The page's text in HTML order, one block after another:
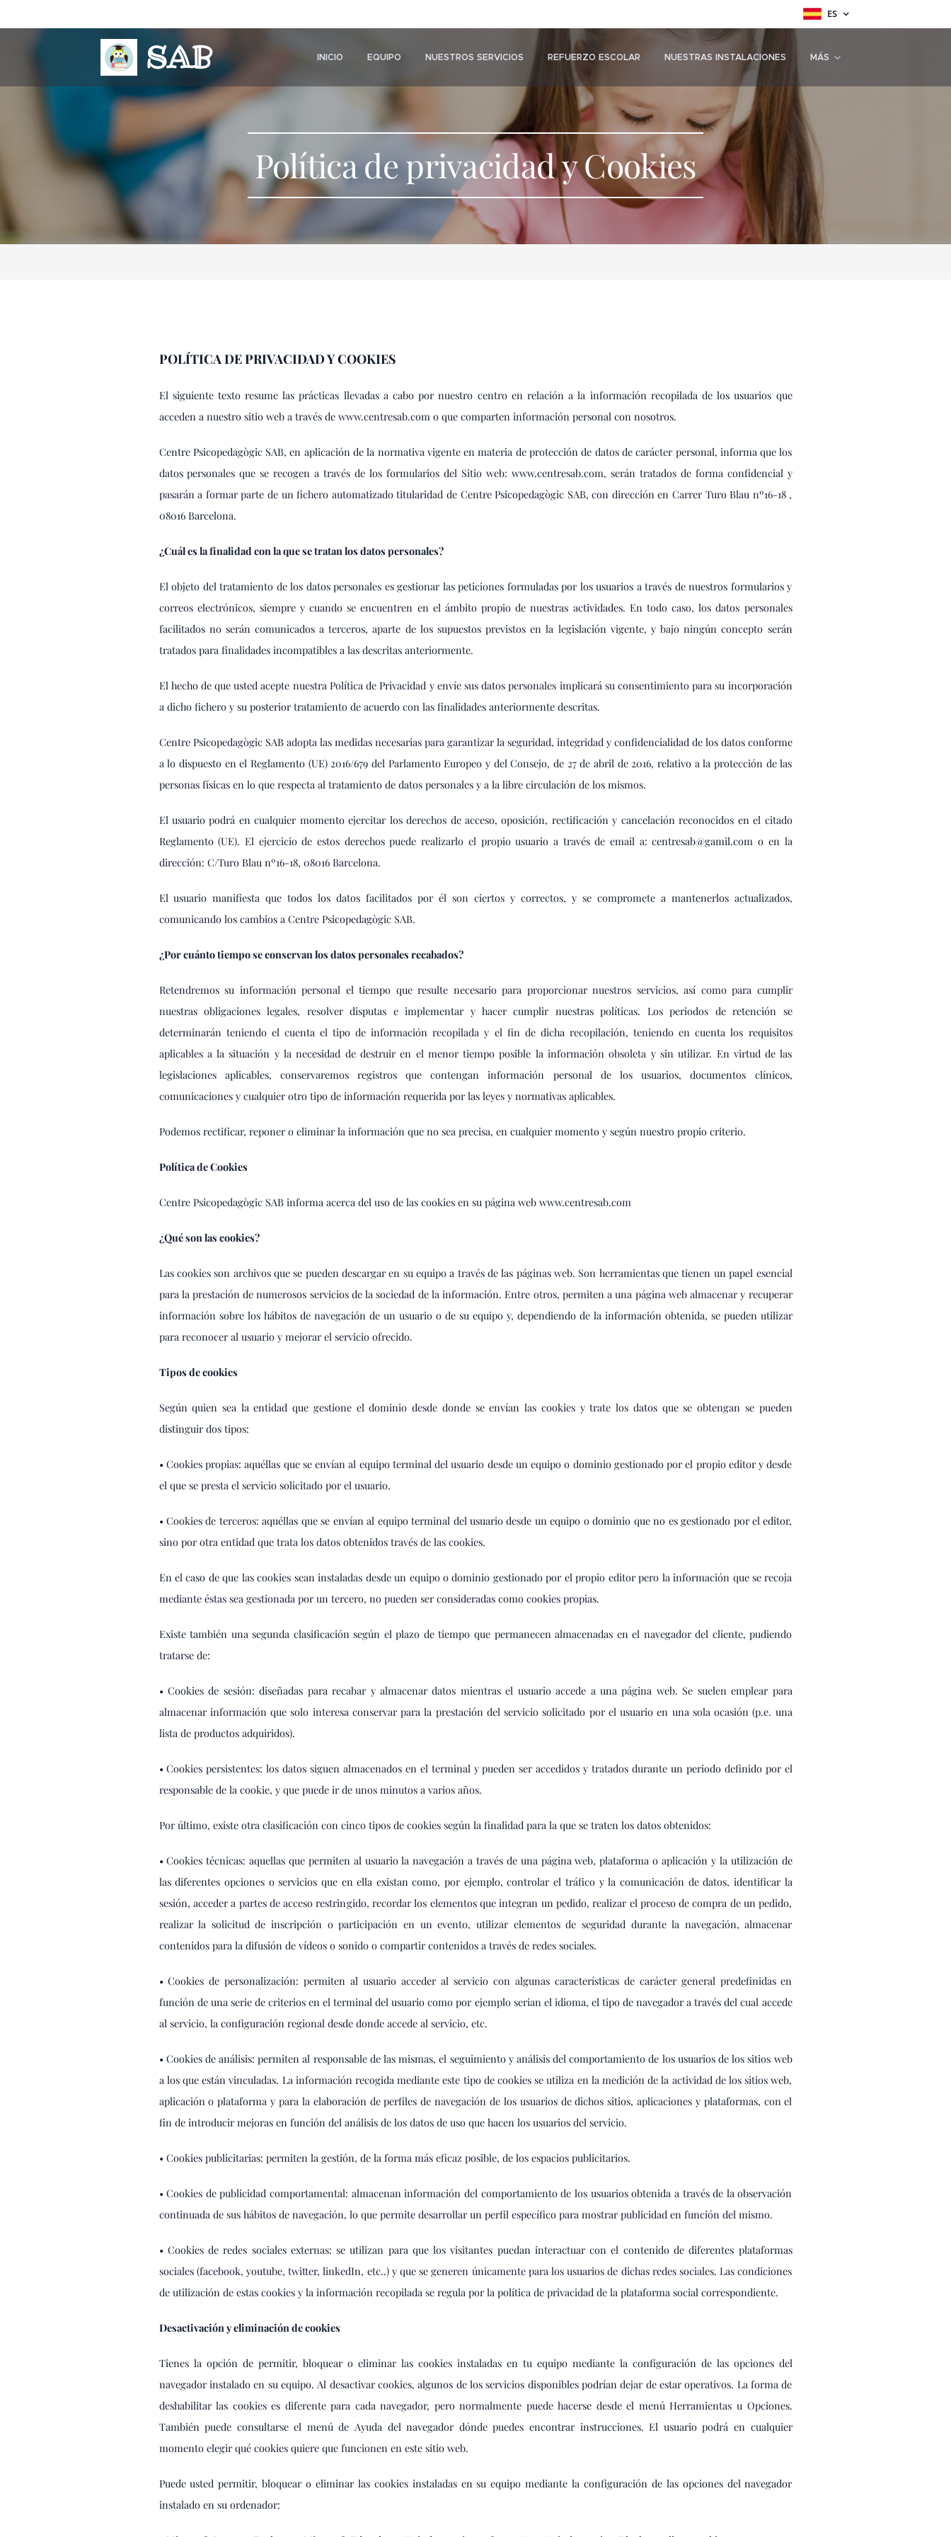
ES
SAB INICIO EQUIPO NUESTROS SERVICIOS REFUERZO ESCOLAR NUESTRAS INSTALACIONES MÁS
Política de privacidad y Cookies
POLÍTICA DE PRIVACIDAD Y COOKIES
El siguiente texto resume las prácticas llevadas a cabo por nuestro centro en relación a la información recopilada de los usuarios que
acceden a nuestro sitio web a través de www.centresab.com o que comparten información personal con nosotros.
Centre Psicopedagògic SAB, en aplicación de la normativa vigente en materia de protección de datos de carácter personal, informa que los
datos personales que se recogen a través de los formularios del Sitio web: www.centresab.com, serán tratados de forma confidencial y
pasarán a formar parte de un fichero automatizado titularidad de Centre Psicopedagògic SAB, con dirección en Carrer Turo Blau nº16-18 ,
08016 Barcelona.
¿Cuál es la finalidad con la que se tratan los datos personales?
El objeto del tratamiento de los datos personales es gestionar las peticiones formuladas por los usuarios a través de nuestros formularios y
correos electrónicos, siempre y cuando se encuentren en el ámbito propio de nuestras actividades. En todo caso, los datos personales
facilitados no serán comunicados a terceros, aparte de los supuestos previstos en la legislación vigente, y bajo ningún concepto serán
tratados para finalidades incompatibles a las descritas anteriormente.
El hecho de que usted acepte nuestra Política de Privacidad y envíe sus datos personales implicará su consentimiento para su incorporación
a dicho fichero y su posterior tratamiento de acuerdo con las finalidades anteriormente descritas.
Centre Psicopedagògic SAB adopta las medidas necesarias para garantizar la seguridad, integridad y confidencialidad de los datos conforme
a lo dispuesto en el Reglamento (UE) 2016/679 del Parlamento Europeo y del Consejo, de 27 de abril de 2016, relativo a la protección de las
personas físicas en lo que respecta al tratamiento de datos personales y a la libre circulación de los mismos.
El usuario podrá en cualquier momento ejercitar los derechos de acceso, oposición, rectificación y cancelación reconocidos en el citado
Reglamento (UE). El ejercicio de estos derechos puede realizarlo el propio usuario a través de email a: centresab@gamil.com o en la
dirección: C/Turo Blau nº16-18, 08016 Barcelona.
El usuario manifiesta que todos los datos facilitados por él son ciertos y correctos, y se compromete a mantenerlos actualizados,
comunicando los cambios a Centre Psicopedagògic SAB.
¿Por cuánto tiempo se conservan los datos personales recabados?
Retendremos su información personal el tiempo que resulte necesario para proporcionar nuestros servicios, así como para cumplir
nuestras obligaciones legales, resolver disputas e implementar y hacer cumplir nuestras políticas. Los periodos de retención se
determinarán teniendo el cuenta el tipo de información recopilada y el fin de dicha recopilación, teniendo en cuenta los requisitos
aplicables a la situación y la necesidad de destruir en el menor tiempo posible la información obsoleta y sin utilizar. En virtud de las
legislaciones aplicables, conservaremos registros que contengan información personal de los usuarios, documentos clínicos,
comunicaciones y cualquier otro tipo de información requerida por las leyes y normativas aplicables.
Podemos rectificar, reponer o eliminar la información que no sea precisa, en cualquier momento y según nuestro propio criterio.
Política de Cookies
Centre Psicopedagògic SAB informa acerca del uso de las cookies en su página web www.centresab.com
¿Qué son las cookies?
Las cookies son archivos que se pueden descargar en su equipo a través de las páginas web. Son herramientas que tienen un papel esencial
para la prestación de numerosos servicios de la sociedad de la información. Entre otros, permiten a una página web almacenar y recuperar
información sobre los hábitos de navegación de un usuario o de su equipo y, dependiendo de la información obtenida, se pueden utilizar
para reconocer al usuario y mejorar el servicio ofrecido.
Tipos de cookies
Según quien sea la entidad que gestione el dominio desde donde se envían las cookies y trate los datos que se obtengan se pueden
distinguir dos tipos:
• Cookies propias: aquéllas que se envían al equipo terminal del usuario desde un equipo o dominio gestionado por el propio editor y desde
el que se presta el servicio solicitado por el usuario.
• Cookies de terceros: aquéllas que se envían al equipo terminal del usuario desde un equipo o dominio que no es gestionado por el editor,
sino por otra entidad que trata los datos obtenidos través de las cookies.
En el caso de que las cookies sean instaladas desde un equipo o dominio gestionado por el propio editor pero la información que se recoja
mediante éstas sea gestionada por un tercero, no pueden ser consideradas como cookies propias.
Existe también una segunda clasificación según el plazo de tiempo que permanecen almacenadas en el navegador del cliente, pudiendo
tratarse de:
• Cookies de sesión: diseñadas para recabar y almacenar datos mientras el usuario accede a una página web. Se suelen emplear para
almacenar información que solo interesa conservar para la prestación del servicio solicitado por el usuario en una sola ocasión (p.e. una
lista de productos adquiridos).
• Cookies persistentes: los datos siguen almacenados en el terminal y pueden ser accedidos y tratados durante un periodo definido por el
responsable de la cookie, y que puede ir de unos minutos a varios años.
Por último, existe otra clasificación con cinco tipos de cookies según la finalidad para la que se traten los datos obtenidos:
• Cookies técnicas: aquellas que permiten al usuario la navegación a través de una página web, plataforma o aplicación y la utilización de
las diferentes opciones o servicios que en ella existan como, por ejemplo, controlar el tráfico y la comunicación de datos, identificar la
sesión, acceder a partes de acceso restringido, recordar los elementos que integran un pedido, realizar el proceso de compra de un pedido,
realizar la solicitud de inscripción o participación en un evento, utilizar elementos de seguridad durante la navegación, almacenar
contenidos para la difusión de vídeos o sonido o compartir contenidos a través de redes sociales.
• Cookies de personalización: permiten al usuario acceder al servicio con algunas características de carácter general predefinidas en
función de una serie de criterios en el terminal del usuario como por ejemplo serian el idioma, el tipo de navegador a través del cual accede
al servicio, la configuración regional desde donde accede al servicio, etc.
• Cookies de análisis: permiten al responsable de las mismas, el seguimiento y análisis del comportamiento de los usuarios de los sitios web
a los que están vinculadas. La información recogida mediante este tipo de cookies se utiliza en la medición de la actividad de los sitios web,
aplicación o plataforma y para la elaboración de perfiles de navegación de los usuarios de dichos sitios, aplicaciones y plataformas, con el
fin de introducir mejoras en función del análisis de los datos de uso que hacen los usuarios del servicio.
• Cookies publicitarias: permiten la gestión, de la forma más eficaz posible, de los espacios publicitarios.
• Cookies de publicidad comportamental: almacenan información del comportamiento de los usuarios obtenida a través de la observación
continuada de sus hábitos de navegación, lo que permite desarrollar un perfil específico para mostrar publicidad en función del mismo.
• Cookies de redes sociales externas: se utilizan para que los visitantes puedan interactuar con el contenido de diferentes plataformas
sociales (facebook, youtube, twitter, linkedIn, etc..) y que se generen únicamente para los usuarios de dichas redes sociales. Las condiciones
de utilización de estas cookies y la información recopilada se regula por la política de privacidad de la plataforma social correspondiente.
Desactivación y eliminación de cookies
Tienes la opción de permitir, bloquear o eliminar las cookies instaladas en tu equipo mediante la configuración de las opciones del
navegador instalado en su equipo. Al desactivar cookies, algunos de los servicios disponibles podrían dejar de estar operativos. La forma de
deshabilitar las cookies es diferente para cada navegador, pero normalmente puede hacerse desde el menú Herramientas u Opciones.
También puede consultarse el menú de Ayuda del navegador dónde puedes encontrar instrucciones. El usuario podrá en cualquier
momento elegir qué cookies quiere que funcionen en este sitio web.
Puede usted permitir, bloquear o eliminar las cookies instaladas en su equipo mediante la configuración de las opciones del navegador
instalado en su ordenador: